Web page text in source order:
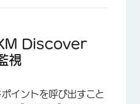
×
Discover
視
イントを呼び出すこと